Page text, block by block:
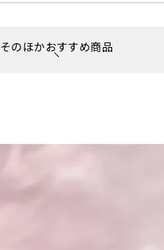
そのほかおすすめ商品